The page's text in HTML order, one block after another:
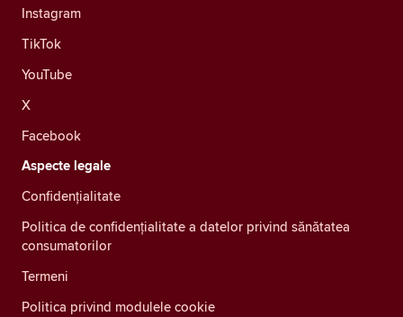
Instagram
TikTok
YouTube
X
Facebook
Aspecte legale
Confidenţialitate
Politica de confidențialitate a datelor privind sănătatea
consumatorilor
Termeni
Politica privind modulele cookie